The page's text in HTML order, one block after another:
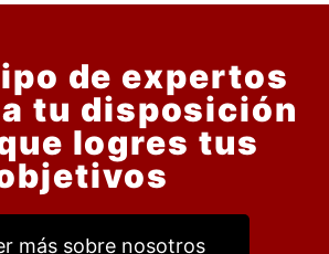
de expertos
tu disposición
logres tus
más sobre nosotros